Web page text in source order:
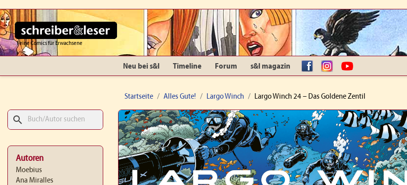
Feine Comics für Erwachsene
Neu bei s&l Timeline Forum s&l magazin facebookInstagramYouTube
Startseite Alles Gute! Largo Winch Largo Winch 24 – Das Goldene Zentil
search
Autoren
Moebius
Ana Miralles